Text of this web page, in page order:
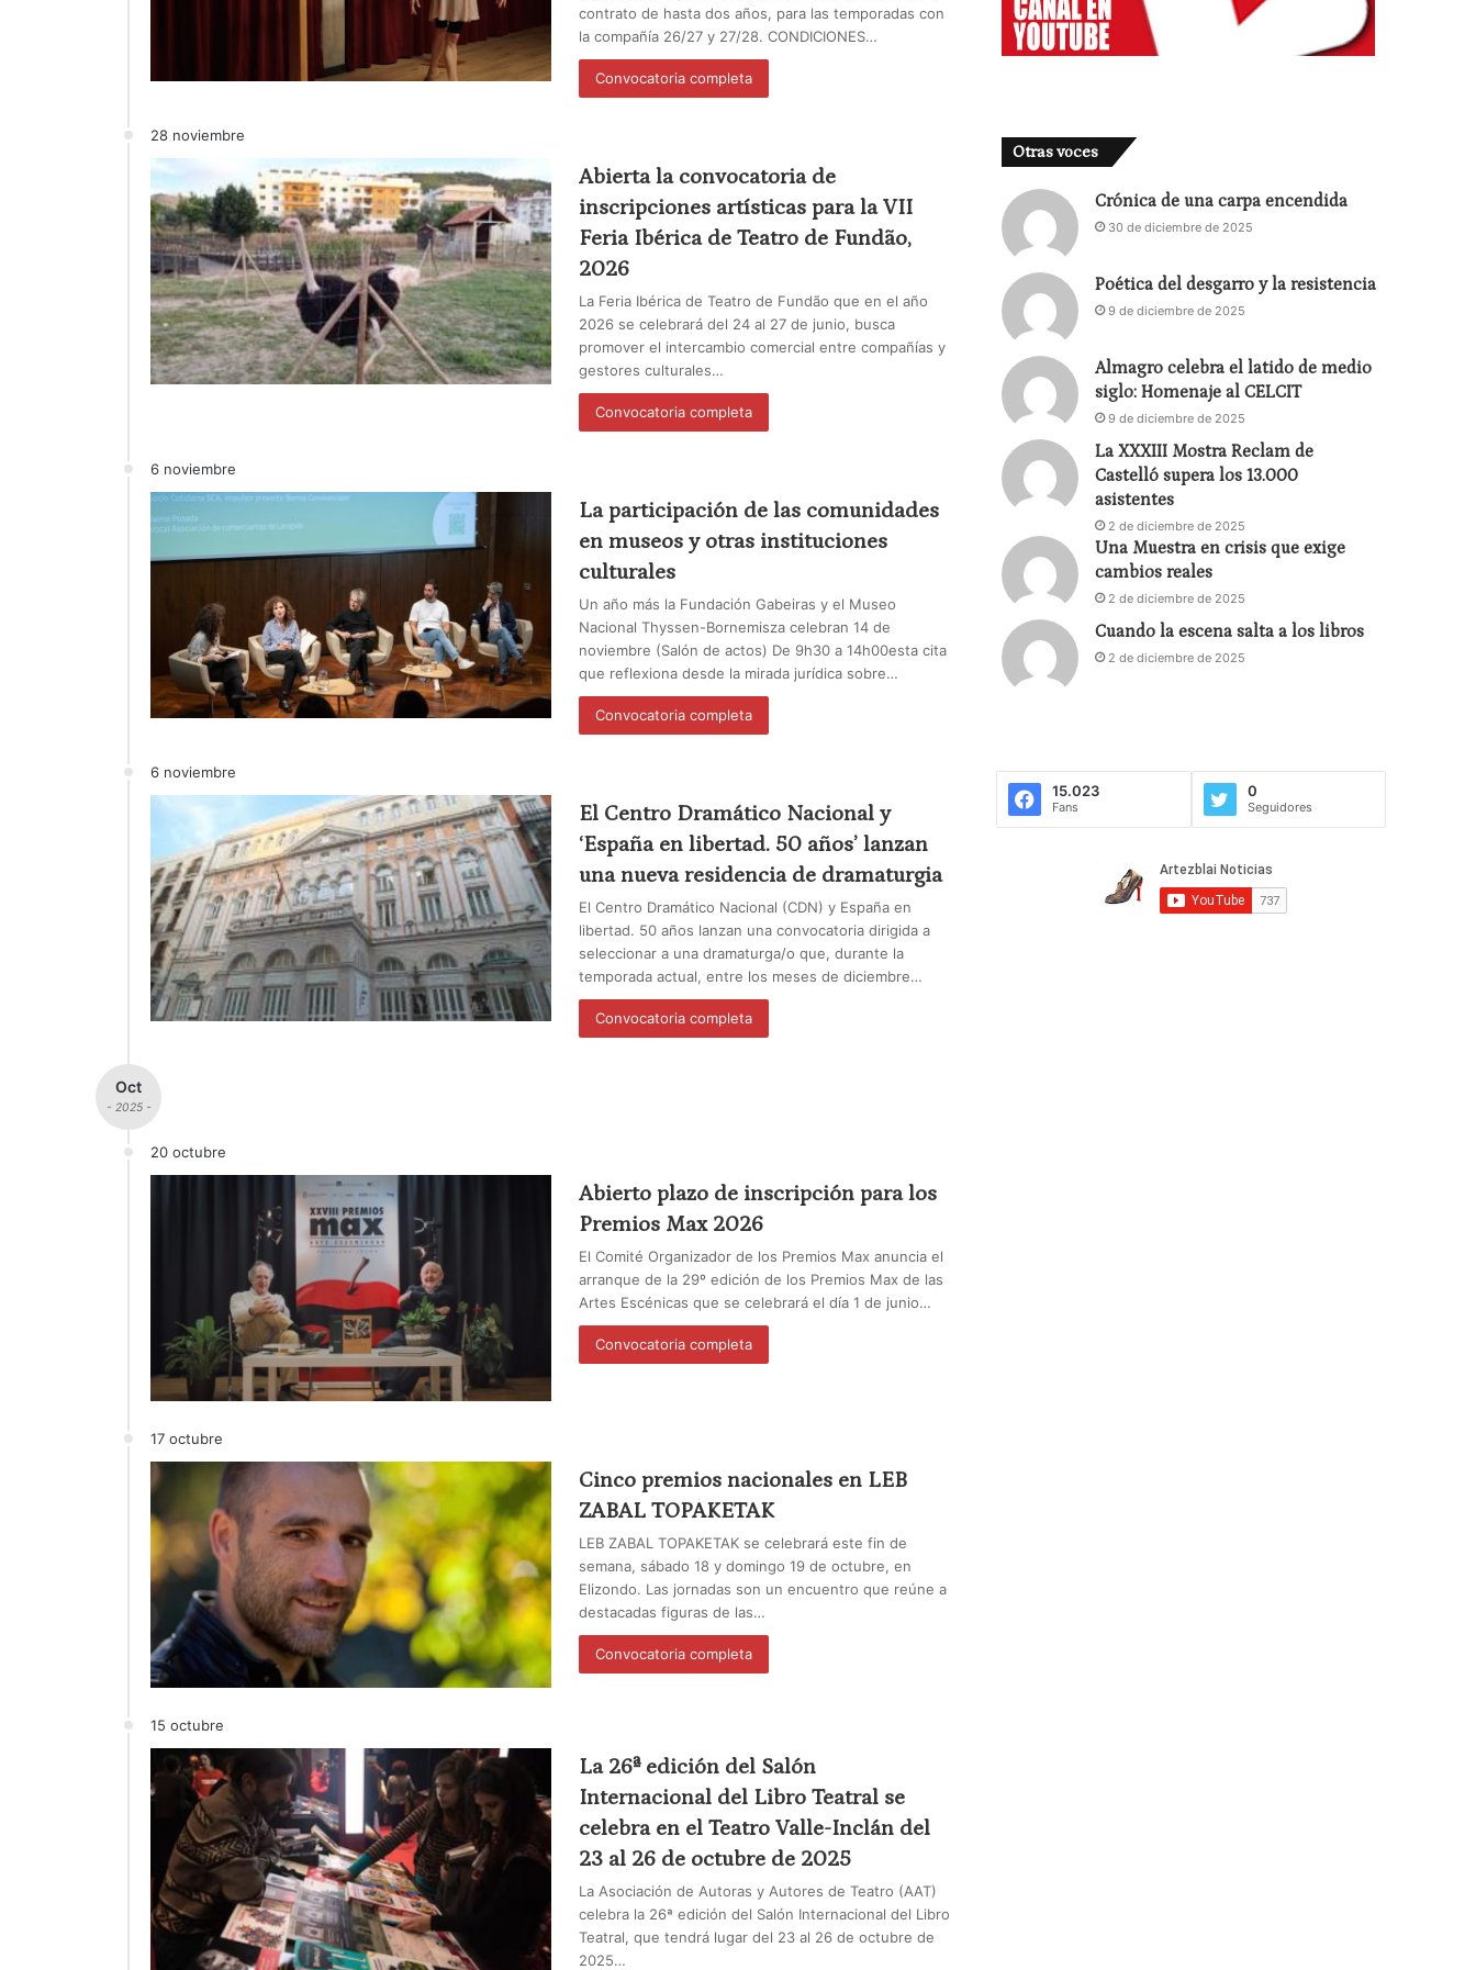
contrato de hasta dos años, para las temporadas con
la compañía 26/27 y 27/28. CONDICIONES…
Convocatoria completa
28 noviembre
Abierta la convocatoria de
inscripciones artísticas para la VII
Feria Ibérica de Teatro de Fundão,
2026
La Feria Ibérica de Teatro de Fundão que en el año
2026 se celebrará del 24 al 27 de junio, busca
promover el intercambio comercial entre compañías y
gestores culturales…
Convocatoria completa
6 noviembre
La participación de las comunidades
en museos y otras instituciones
culturales
Un año más la Fundación Gabeiras y el Museo
Nacional Thyssen-Bornemisza celebran 14 de
noviembre (Salón de actos) De 9h30 a 14h00esta cita
que reflexiona desde la mirada jurídica sobre…
Convocatoria completa
6 noviembre
El Centro Dramático Nacional y
‘España en libertad. 50 años’ lanzan
una nueva residencia de dramaturgia
El Centro Dramático Nacional (CDN) y España en
libertad. 50 años lanzan una convocatoria dirigida a
seleccionar a una dramaturga/o que, durante la
temporada actual, entre los meses de diciembre…
Convocatoria completa
Oct
- 2025 -
20 octubre
Abierto plazo de inscripción para los
Premios Max 2026
El Comité Organizador de los Premios Max anuncia el
arranque de la 29º edición de los Premios Max de las
Artes Escénicas que se celebrará el día 1 de junio…
Convocatoria completa
17 octubre
Cinco premios nacionales en LEB
ZABAL TOPAKETAK
LEB ZABAL TOPAKETAK se celebrará este fin de
semana, sábado 18 y domingo 19 de octubre, en
Elizondo. Las jornadas son un encuentro que reúne a
destacadas figuras de las…
Convocatoria completa
15 octubre
La 26ª edición del Salón
Internacional del Libro Teatral se
celebra en el Teatro Valle-Inclán del
23 al 26 de octubre de 2025
La Asociación de Autoras y Autores de Teatro (AAT)
celebra la 26ª edición del Salón Internacional del Libro
Teatral, que tendrá lugar del 23 al 26 de octubre de
2025…
Otras voces
Crónica de una carpa encendida
30 de diciembre de 2025
Poética del desgarro y la resistencia
9 de diciembre de 2025
Almagro celebra el latido de medio
siglo: Homenaje al CELCIT
9 de diciembre de 2025
La XXXIII Mostra Reclam de
Castelló supera los 13.000
asistentes
2 de diciembre de 2025
Una Muestra en crisis que exige
cambios reales
2 de diciembre de 2025
Cuando la escena salta a los libros
2 de diciembre de 2025
15.023
Fans
0
Seguidores